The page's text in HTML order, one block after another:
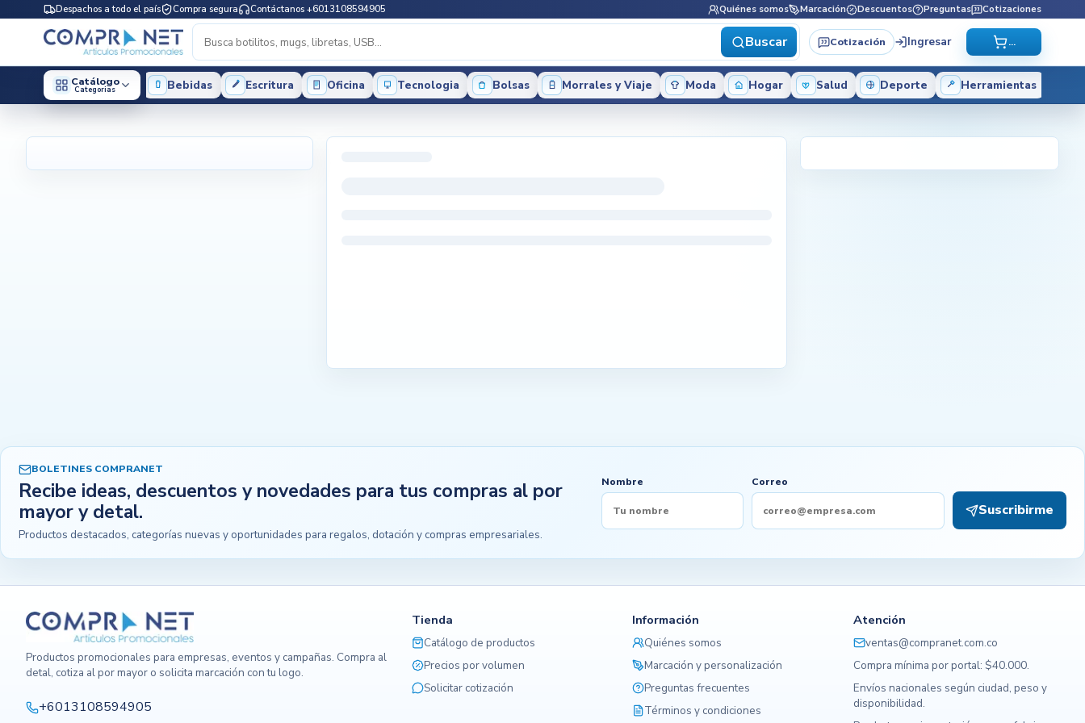
Despachos a todo el país Compra segura Contáctanos +6013108594905 Quiénes somos Marcación Descuentos Preguntas Cotizaciones
Buscar Cotización Ingresar ...
Catálogo
Categorias Bebidas Escritura Oficina Tecnologia Bolsas Morrales y Viaje Moda Hogar Salud Deporte Herramientas
BOLETINES COMPRANET
Recibe ideas, descuentos y novedades para tus compras al por
mayor y detal.
Productos destacados, categorías nuevas y oportunidades para regalos, dotación y compras empresariales.
Nombre Correo
Suscribirme
Productos promocionales para empresas, eventos y campañas. Compra al
detal, cotiza al por mayor o solicita marcación con tu logo.
+6013108594905
Tienda
Catálogo de productos
Precios por volumen
Solicitar cotización
Información
Quiénes somos
Marcación y personalización
Preguntas frecuentes
Términos y condiciones
Atención
ventas@compranet.com.co
Compra mínima por portal: $40.000.
Envíos nacionales según ciudad, peso y
disponibilidad.